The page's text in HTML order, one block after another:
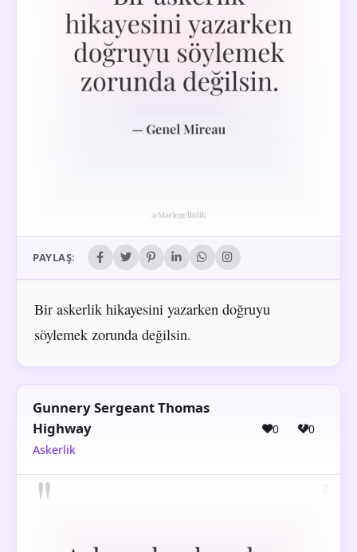
PAYLAŞ:
Bir askerlik hikayesini yazarken doğruyu
söylemek zorunda değilsin.
Gunnery Sergeant Thomas
Highway
Askerlik
0 0